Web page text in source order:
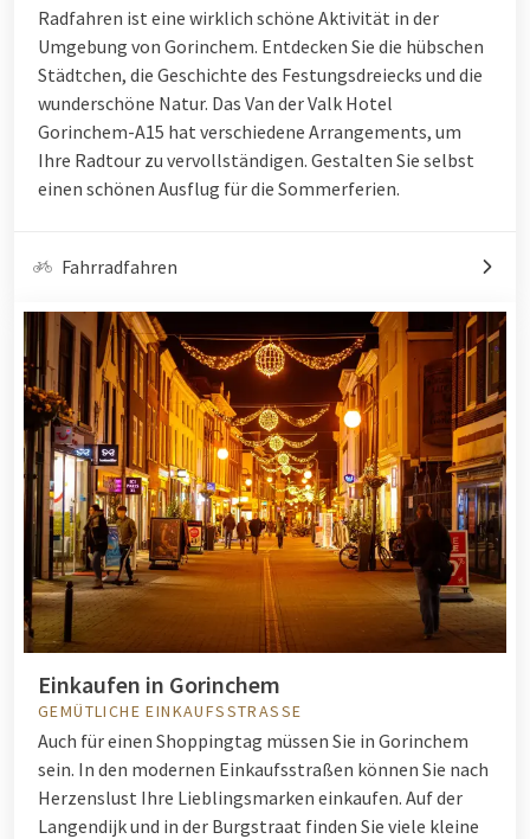
Radfahren ist eine wirklich schöne Aktivität in der
Umgebung von Gorinchem. Entdecken Sie die hübschen
Städtchen, die Geschichte des Festungsdreiecks und die
wunderschöne Natur. Das Van der Valk Hotel
Gorinchem-A15 hat verschiedene Arrangements, um
Ihre Radtour zu vervollständigen. Gestalten Sie selbst
einen schönen Ausflug für die Sommerferien.
Fahrradfahren
Einkaufen in Gorinchem
GEMÜTLICHE EINKAUFSSTRASSE
Auch für einen Shoppingtag müssen Sie in Gorinchem
sein. In den modernen Einkaufsstraßen können Sie nach
Herzenslust Ihre Lieblingsmarken einkaufen. Auf der
Langendijk und in der Burgstraat finden Sie viele kleine